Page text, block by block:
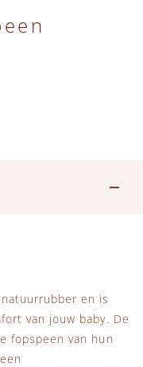
en is
van jouw baby. De
fopspeen van hun